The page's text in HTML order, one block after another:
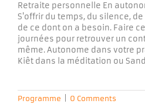
Retraite personnelle En
S'offrir du temps, du silence,
de ce dont on a besoin. Faire
journées pour retrouver un
même. Autonome dans votre
Kiêt dans la méditation ou
Programme
0 Comments